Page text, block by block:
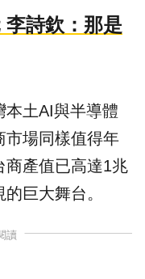
詩欽：那是
本土AI與半導體
市場同樣值得年
商產值已高達1兆
巨大舞台。
讀